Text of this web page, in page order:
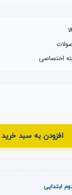
افزودن به سبد خرید
ابتدایی